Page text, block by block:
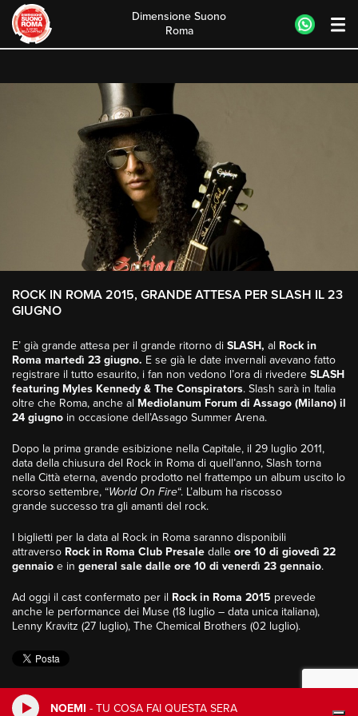
NOEMI - TU COSA FAI QUESTA SERA
content
Dimensione Suono
Roma
ROCK IN ROMA 2015, GRANDE ATTESA PER SLASH IL 23
GIUGNO
E’ già grande attesa per il grande ritorno di SLASH, al Rock in
Roma martedì 23 giugno. E se già le date invernali avevano fatto
registrare il tutto esaurito, i fan non vedono l’ora di rivedere SLASH
featuring Myles Kennedy & The Conspirators. Slash sarà in Italia
oltre che Roma, anche al Mediolanum Forum di Assago (Milano) il
24 giugno in occasione dell’Assago Summer Arena.
Dopo la prima grande esibizione nella Capitale, il 29 luglio 2011,
data della chiusura del Rock in Roma di quell’anno, Slash torna
nella Città eterna, avendo prodotto nel frattempo un album uscito lo
scorso settembre, “World On Fire“. L’album ha riscosso
grande successo tra gli amanti del rock.
I biglietti per la data al Rock in Roma saranno disponibili
attraverso Rock in Roma Club Presale dalle ore 10 di giovedì 22
gennaio e in general sale dalle ore 10 di venerdì 23 gennaio.
Ad oggi il cast confermato per il Rock in Roma 2015 prevede
anche le performance dei Muse (18 luglio – data unica italiana),
Lenny Kravitz (27 luglio), The Chemical Brothers (02 luglio).